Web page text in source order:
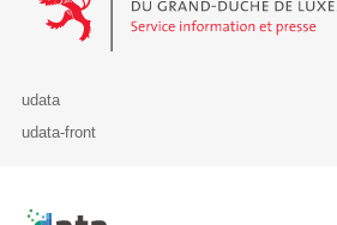
udata
udata-front